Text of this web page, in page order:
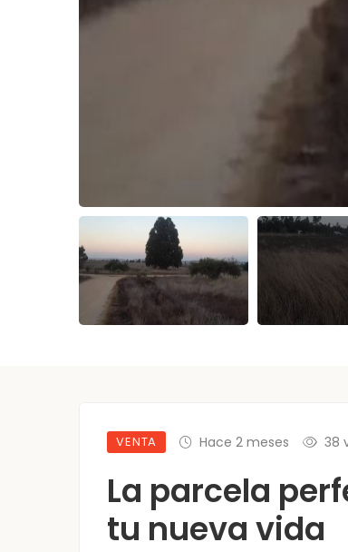
VENTA Hace 2 meses 38
La parcela
tu nueva vida